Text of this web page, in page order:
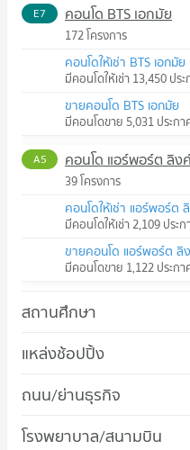
E7 คอนโด BTS เอกมัย
172 โครงการ
คอนโดให้เช่า BTS เอกมัย
มีคอนโดให้เช่า 13,450 ปร
ขายคอนโด BTS เอกมัย
มีคอนโดขาย 5,031 ประกา
A5 คอนโด แอร์พอร์ต ลิง
39 โครงการ
คอนโดให้เช่า แอร์พอร์ต
มีคอนโดให้เช่า 2,109 ประก
ขายคอนโด แอร์พอร์ต ลิ
มีคอนโดขาย 1,122 ประกา
สถานศึกษา
คอนโด ม.ศรีนครินทรวิโรฒ วิ
คอนโดให้เช่า ม.ศรีนครินทรวิโรฒ
มีคอนโดให้เช่า 57,263 ประกาศ
ขายคอนโด ม.ศรีนครินทรวิโรฒ วิท
แหล่งช้อปปิ้ง
คอนโด ดองกิ มอลล์ ทองหล่อ
คอนโดให้เช่า ดองกิ มอลล์ ทองหล่อ
ถนน/ย่านธุรกิจ
คอนโด เขตวัฒนา
โรงพยาบาล/สนามบิน